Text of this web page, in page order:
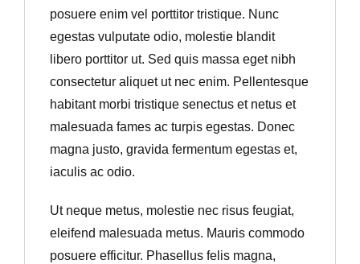
posuere enim vel porttitor tristique. Nunc
egestas vulputate odio, molestie blandit
libero porttitor ut. Sed quis massa eget nibh
consectetur aliquet ut nec enim. Pellentesque
habitant morbi tristique senectus et netus et
malesuada fames ac turpis egestas. Donec
magna justo, gravida fermentum egestas et,
iaculis ac odio.
Ut neque metus, molestie nec risus feugiat,
eleifend malesuada metus. Mauris commodo
posuere efficitur. Phasellus felis magna,